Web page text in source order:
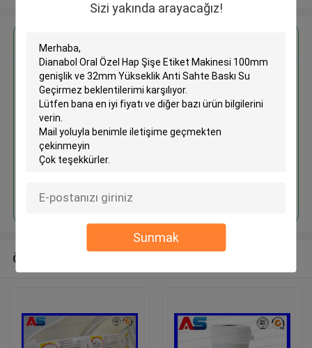
Sizi yakında arayacağız!
Sunmak
Dianabol Oral Özel Hap Şişe
Etiket Makinesi 100mm genişlik
Baskı Su Geçirmez
Önerilen Ürünler